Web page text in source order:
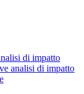
di impatto
analisi di impatto